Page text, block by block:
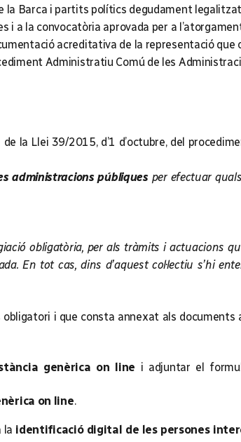
la Barca i partits polítics degudament
i a la convocatòria aprovada per a
acreditativa de la representació que
Administratiu Comú de les
la Llei 39/2015, d’1 d’octubre, del
administracions públiques per efectuar
obligatòria, per als tràmits i actuacions
En tot cas, dins d’aquest col·lectiu s’hi
obligatori i que consta annexat als documents
genèrica on line i adjuntar el
on line.
la identificació digital de les persones